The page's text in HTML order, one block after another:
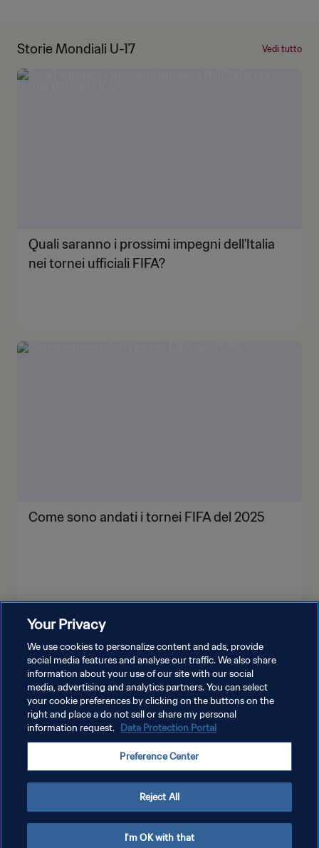
Storie Mondiali U-17 Vedi tutto
Quali saranno i prossimi impegni dell'Italia
nei tornei ufficiali FIFA?
Come sono andati i tornei FIFA del 2025
PRIVACY POLICY
GESTISCI LE TUE PREFERENZE PER I COOKIES
Copyright © 1994 - 2026 FIFA. Tutti i diritti riservati.
Your Privacy
We use cookies to personalize content and ads, provide
social media features and analyse our traffic. We also share
information about your use of our site with our social
media, advertising and analytics partners. You can select
your cookie preferences by clicking on the buttons on the
right and place a do not sell or share my personal
information request. Data Protection Portal
Preference Center
Reject All
I'm OK with that